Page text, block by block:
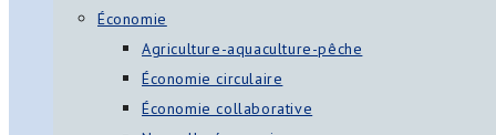
Économie
Agriculture-aquaculture-pêche
Économie circulaire
Économie collaborative